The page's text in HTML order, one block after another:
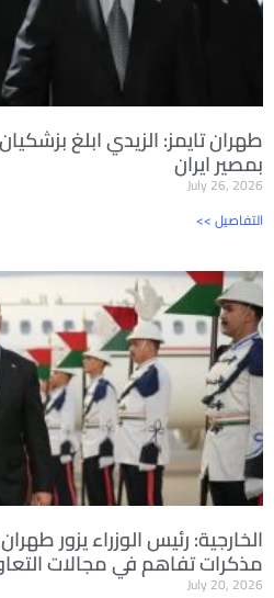
طهران تايمز: الزيدي ابلغ
بمصير ايران
July 26, 2026
<< التفاصيل
الخارجية: رئيس الوزراء يزور
مذكرات تفاهم في مجالات
July 20, 2026